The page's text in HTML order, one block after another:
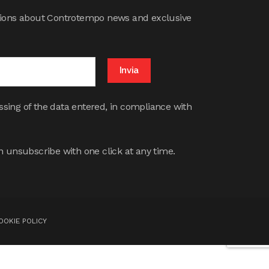
about Controtempo news and exclusive
of the data entered, in compliance with
unsubscribe with one click at any time.
POLICY